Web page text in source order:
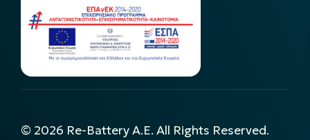
© 2026 Re-Battery A.E. All Rights Reserved.